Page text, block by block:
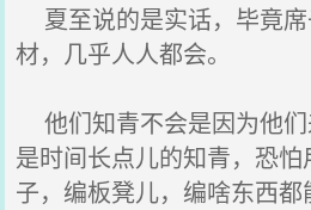
夏至说的是实话，毕竟
材，几乎人人都会。
他们知青不会是因为他
是时间长点儿的知青，恐
子，编板凳儿，编啥东西都